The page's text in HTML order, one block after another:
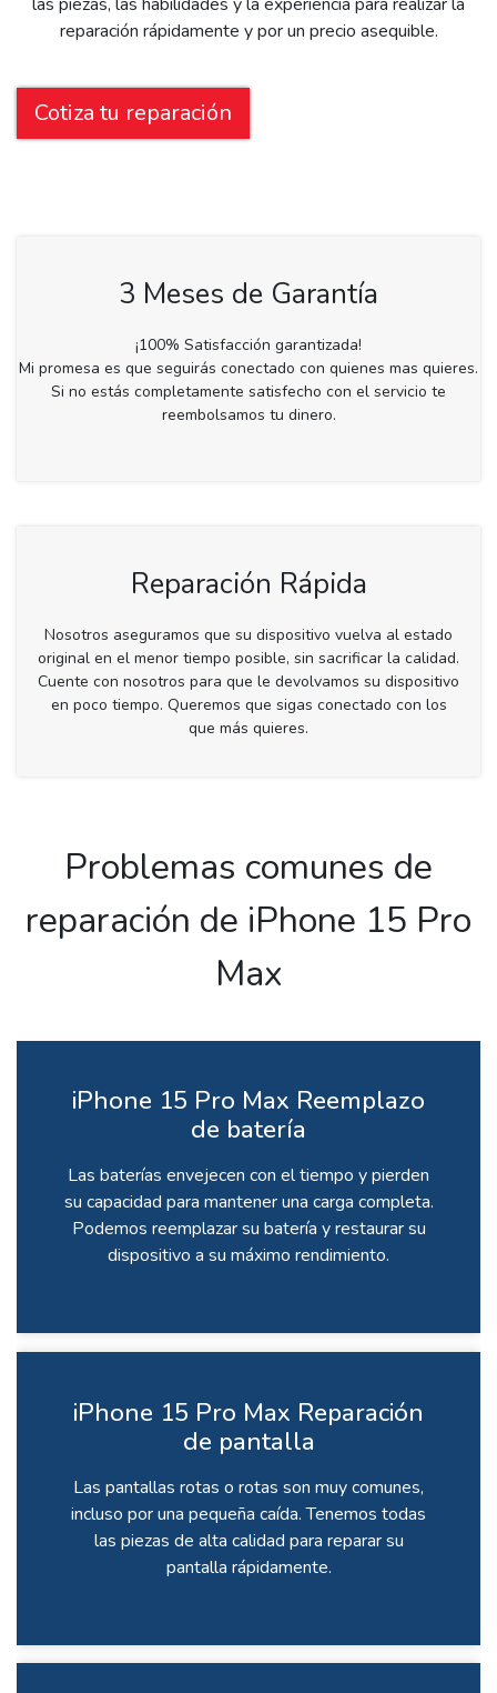
las piezas, las habilidades y la experiencia para realizar la
reparación rápidamente y por un precio asequible.
Cotiza tu reparación
3 Meses de Garantía
¡100% Satisfacción garantizada!
Mi promesa es que seguirás conectado con quienes mas quieres.
Si no estás completamente satisfecho con el servicio te
reembolsamos tu dinero.
Reparación Rápida
Nosotros aseguramos que su dispositivo vuelva al estado
original en el menor tiempo posible, sin sacrificar la calidad.
Cuente con nosotros para que le devolvamos su dispositivo
en poco tiempo. Queremos que sigas conectado con los
que más quieres.
Problemas comunes de
reparación de iPhone 15 Pro
Max
iPhone 15 Pro Max Reemplazo
de batería
Las baterías envejecen con el tiempo y pierden
su capacidad para mantener una carga completa.
Podemos reemplazar su batería y restaurar su
dispositivo a su máximo rendimiento.
iPhone 15 Pro Max Reparación
de pantalla
Las pantallas rotas o rotas son muy comunes,
incluso por una pequeña caída. Tenemos todas
las piezas de alta calidad para reparar su
pantalla rápidamente.